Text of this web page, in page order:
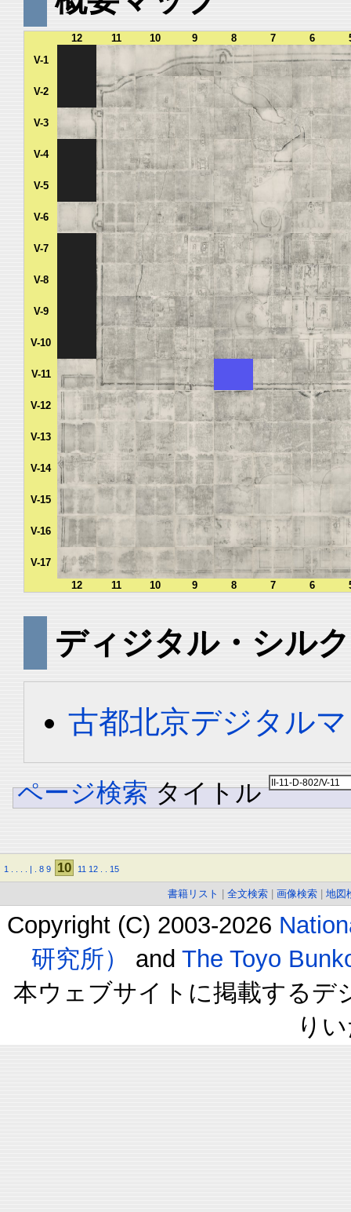
12 11 10 9 8 7 6
V-1
V-2
V-3
V-4
V-5
V-6
V-7
V-8
V-9
V-10
V-11
V-12
V-13
V-14
V-15
V-16
V-17
12
11 10 9 8 7 6
ディジタル・シル
古都北京デジタル
ページ検索 タイトル
1 | 8 9 10 11 12 15
書籍リスト 全文検索 画像検索 地図
Copyright (C) 2003-2026
研究所）
and The Toyo
本ウェブサイトに掲載するデ
り